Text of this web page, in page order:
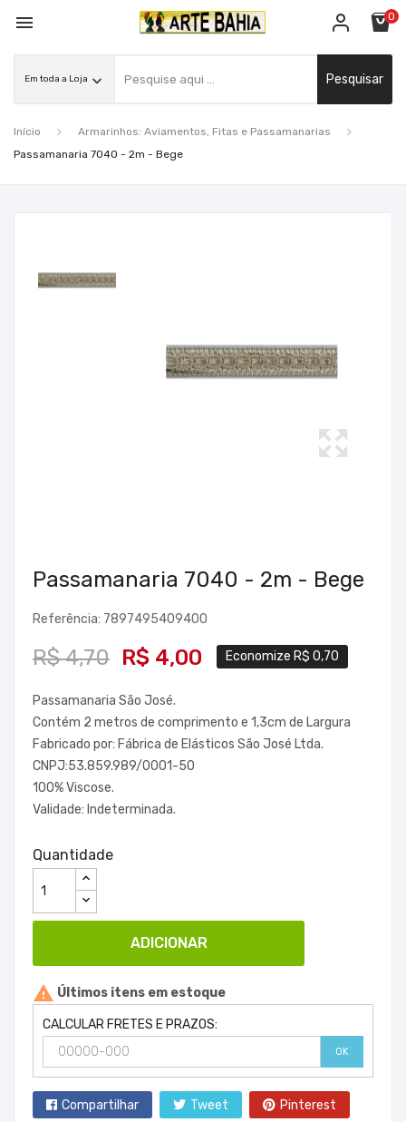
 0
Pesquisar
Início
Armarinhos: Aviamentos, Fitas e Passamanarias
Passamanaria 7040 - 2m - Bege
Passamanaria 7040 - 2m - Bege
Referência: 7897495409400
R$ 4,70 R$ 4,00 Economize R$ 0,70
Passamanaria São José.
Contém 2 metros de comprimento e 1,3cm de Largura
Fabricado por: Fábrica de Elásticos São José Ltda.
CNPJ:53.859.989/0001-50
100% Viscose.
Validade: Indeterminada.
Quantidade
ADICIONAR
 Últimos itens em estoque
CALCULAR FRETES E PRAZOS:
OK
Compartilhar Tweet Pinterest